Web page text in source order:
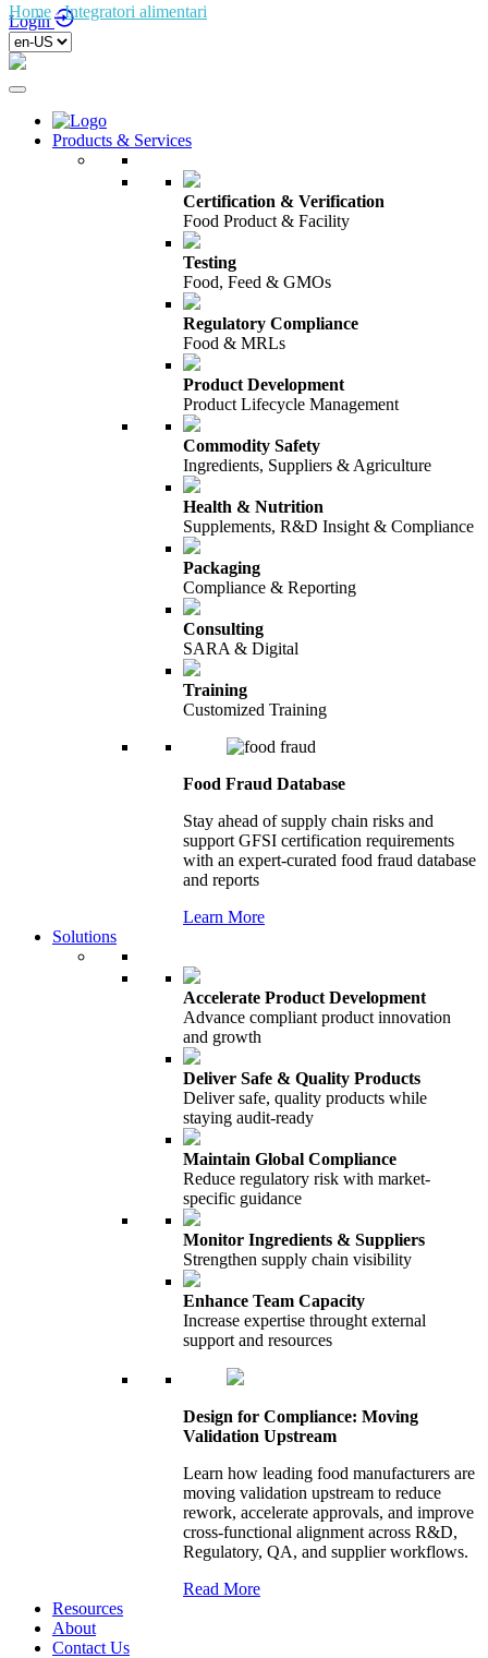
Login
Products & Services
Certification & Verification
Food Product & Facility
Testing
Food, Feed & GMOs
Regulatory Compliance
Food & MRLs
Product Development
Product Lifecycle Management
Commodity Safety
Ingredients, Suppliers & Agriculture
Health & Nutrition
Supplements, R&D Insight & Compliance
Packaging
Compliance & Reporting
Consulting
SARA & Digital
Training
Customized Training
Food Fraud Database
Stay ahead of supply chain risks and
support GFSI certification requirements
with an expert-curated food fraud database
and reports
Learn More
Solutions
Accelerate Product Development
Advance compliant product innovation
and growth
Deliver Safe & Quality Products
Deliver safe, quality products while
staying audit-ready
Maintain Global Compliance
Reduce regulatory risk with market-
specific guidance
Monitor Ingredients & Suppliers
Strengthen supply chain visibility
Enhance Team Capacity
Increase expertise throught external
support and resources
Design for Compliance: Moving
Validation Upstream
Learn how leading food manufacturers are
moving validation upstream to reduce
rework, accelerate approvals, and improve
cross-functional alignment across R&D,
Regulatory, QA, and supplier workflows.
Read More
Resources
About
Contact Us
Home /Integratori alimentari